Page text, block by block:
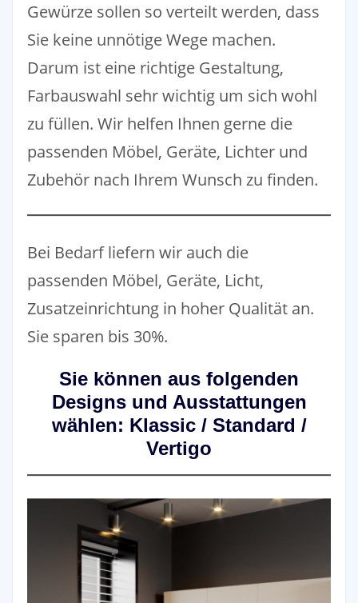
Gewürze sollen so verteilt werden, dass
Sie keine unnötige Wege machen.
Darum ist eine richtige Gestaltung,
Farbauswahl sehr wichtig um sich wohl
zu füllen. Wir helfen Ihnen gerne die
passenden Möbel, Geräte, Lichter und
Zubehör nach Ihrem Wunsch zu finden.
Bei Bedarf liefern wir auch die
passenden Möbel, Geräte, Licht,
Zusatzeinrichtung in hoher Qualität an.
Sie sparen bis 30%.
Sie können aus folgenden
Designs und Ausstattungen
wählen: Klassic / Standard /
Vertigo